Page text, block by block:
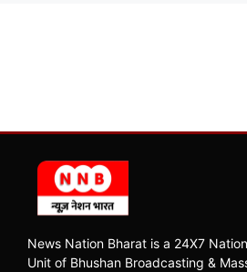
News Nation Bharat is a 24X7
Unit of Bhushan Broadcasting &